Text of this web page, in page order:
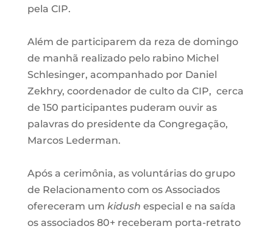
pela CIP.
Além de participarem da reza de domingo
de manhã realizado pelo rabino Michel
Schlesinger, acompanhado por Daniel
Zekhry, coordenador de culto da CIP, cerca
de 150 participantes puderam ouvir as
palavras do presidente da Congregação,
Marcos Lederman.
Após a cerimônia, as voluntárias do grupo
de Relacionamento com os Associados
ofereceram um kidush especial e na saída
os associados 80+ receberam porta-retrato